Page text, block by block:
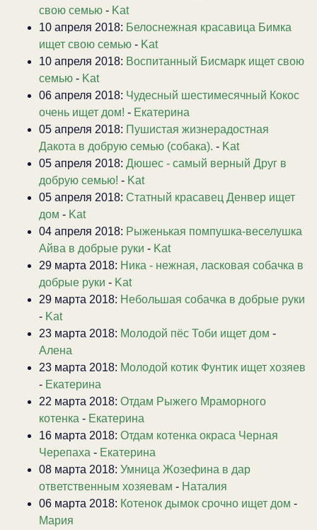
свою семью - Kat
10 апреля 2018: Белоснежная красавица Бимка
ищет свою семью - Kat
10 апреля 2018: Воспитанный Бисмарк ищет свою
семью - Kat
06 апреля 2018: Чудесный шестимесячный Кокос
очень ищет дом! - Екатерина
05 апреля 2018: Пушистая жизнерадостная
Дакота в добрую семью (собака). - Kat
05 апреля 2018: Дюшес - самый верный Друг в
добрую семью! - Kat
05 апреля 2018: Статный красавец Денвер ищет
дом - Kat
04 апреля 2018: Рыженькая помпушка-веселушка
Айва в добрые руки - Kat
29 марта 2018: Ника - нежная, ласковая собачка в
добрые руки - Kat
29 марта 2018: Небольшая собачка в добрые руки
- Kat
23 марта 2018: Молодой пёс Тоби ищет дом -
Алена
23 марта 2018: Молодой котик Фунтик ищет хозяев
- Екатерина
22 марта 2018: Отдам Рыжего Мраморного
котенка - Екатерина
16 марта 2018: Отдам котенка окраса Черная
Черепаха - Екатерина
08 марта 2018: Умница Жозефина в дар
ответственным хозяевам - Наталия
06 марта 2018: Котенок дымок срочно ищет дом -
Мария